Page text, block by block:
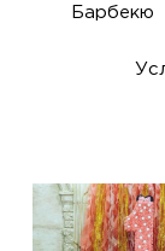
Барбекю